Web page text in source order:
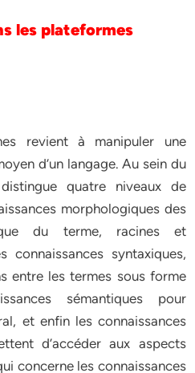
les plateformes
revient à manipuler une
d’un langage. Au sein du
quatre niveaux de
morphologiques des
du terme, racines et
connaissances syntaxiques,
entre les termes sous forme
sémantiques pour
et enfin les connaissances
d’accéder aux aspects
concerne les connaissances